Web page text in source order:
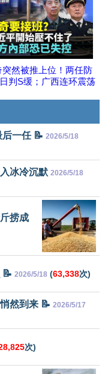
突然被推上位！两任防
判S缓；广西连环震荡
一任 📝 2026/5/18
冰冷沉默 2026/5/18
捞成
📝 2026/5/18 (63,338次)
然到来 📝 2026/5/17
次)